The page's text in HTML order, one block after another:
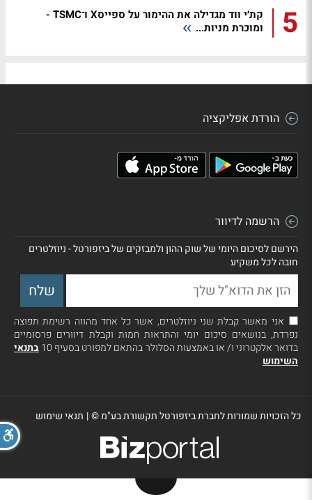
5
קת׳י ווד מגדילה את ההימור על ספייסX ו־TSMC -
ומוכרת מניות...
הורדת אפליקציה
הרשמה לדיוור
הירשם לסיכום היומי של שוק ההון ולמבזקים של ביזפורטל - ניוזלטרים
חובה לכל משקיע
אני מאשר קבלת שני ניוזלטרים, אשר כל אחד מהווה רשימת תפוצה
נפרדת, בנושאים סיכום יומי והתראות חמות וקבלת דיוורים פרסומיים
בדואר אלקטרוני ו/ או באמצעות הסלולר בהתאם למפורט בסעיף 10
בתנאי
השימוש
כל הזכויות שמורות לחברת ביזפורטל תקשורת בע"מ ©| תנאי שימוש